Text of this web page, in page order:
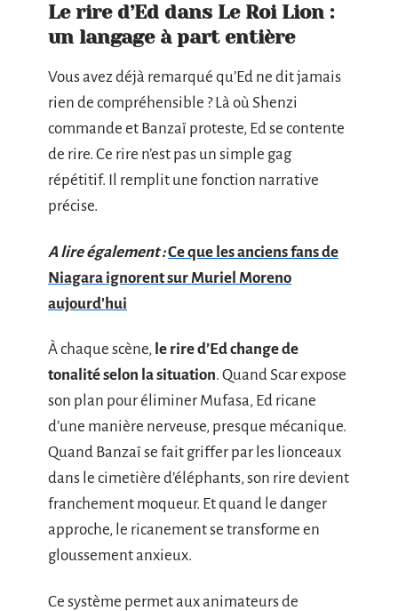
Le rire d’Ed dans Le Roi Lion :
un langage à part entière
Vous avez déjà remarqué qu’Ed ne dit jamais
rien de compréhensible ? Là où Shenzi
commande et Banzaï proteste, Ed se contente
de rire. Ce rire n’est pas un simple gag
répétitif. Il remplit une fonction narrative
précise.
A lire également :Ce que les anciens fans de
Niagara ignorent sur Muriel Moreno
aujourd'hui
À chaque scène, le rire d’Ed change de
tonalité selon la situation. Quand Scar expose
son plan pour éliminer Mufasa, Ed ricane
d’une manière nerveuse, presque mécanique.
Quand Banzaï se fait griffer par les lionceaux
dans le cimetière d’éléphants, son rire devient
franchement moqueur. Et quand le danger
approche, le ricanement se transforme en
gloussement anxieux.
Ce système permet aux animateurs de